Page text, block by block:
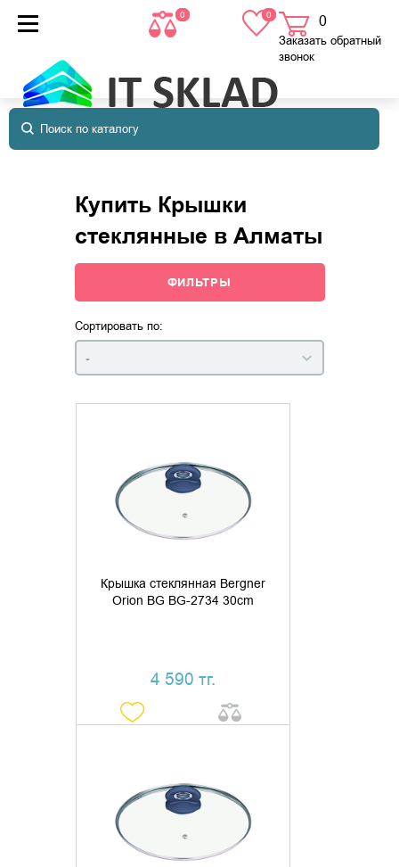
0 0 0
в корзине
Заказать обратный
звонок
Купить Крышки
стеклянные в Алматы
ФИЛЬТРЫ
Сортировать по:
-
Крышка стеклянная Bergner
Orion BG BG-2734 30cm
4 590 тг.